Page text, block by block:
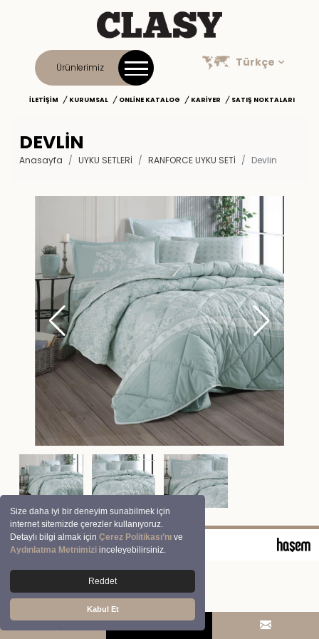
Size daha iyi bir deneyim sunabilmek için
internet sitemizde çerezler kullanıyoruz.
Detaylı bilgi almak içinÇerez Politikası’nı ve
Aydınlatma Metnimizi inceleyebilirsiniz.
Reddet
Kabul Et
Ürünlerimiz Türkçe
İLETIŞIM KURUMSAL ONLINE KATALOG KARIYER SATIŞ NOKTALARI
DEVLIN
Anasayfa UYKU SETLERİ RANFORCE UYKU SETI Devlin
© 2026 Clasy | Aran Tekstil San. ve Tic. A.Ş.